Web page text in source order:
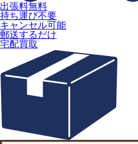
出張料無料
持ち運び不要
キャンセル可能
郵送するだけ
宅配買取